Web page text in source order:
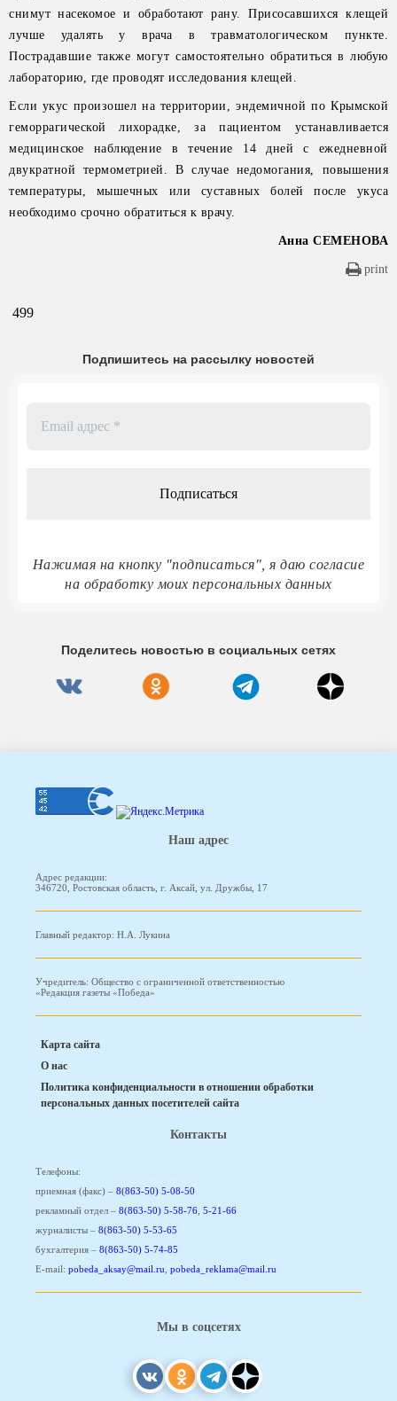
снимут насекомое и обработают рану. Присосавшихся клещей
лучше удалять у врача в травматологическом пункте.
Пострадавшие также могут самостоятельно обратиться в любую
лабораторию, где проводят исследования клещей.
Если укус произошел на территории, эндемичной по Крымской
геморрагической лихорадке, за пациентом устанавливается
медицинское наблюдение в течение 14 дней с ежедневной
двукратной термометрией. В случае недомогания, повышения
температуры, мышечных или суставных болей после укуса
необходимо срочно обратиться к врачу.
Анна СЕМЕНОВА
print
499
Подпишитесь на рассылку новостей
Нажимая на кнопку "подписаться", я даю согласие
на обработку моих персональных данных
Поделитесь новостью в социальных сетях
Наш адрес
Адрес редакции:
346720, Ростовская область, г. Аксай, ул. Дружбы, 17
Главный редактор: Н.А. Лукина
Учредитель: Общество с ограниченной ответственностью
«Редакция газеты «Победа»
Карта сайта
О нас
Политика конфиденциальности в отношении обработки
персональных данных посетителей сайта
Контакты
Телефоны:
приемная (факс) – 8(863-50) 5-08-50
рекламный отдел – 8(863-50) 5-58-76, 5-21-66
журналисты – 8(863-50) 5-53-65
бухгалтерия – 8(863-50) 5-74-85
E-mail: pobeda_aksay@mail.ru, pobeda_reklama@mail.ru
Мы в соцсетях